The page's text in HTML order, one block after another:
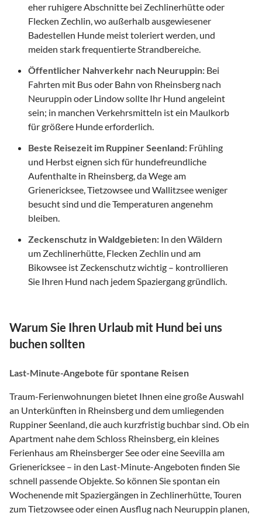
eher ruhigere Abschnitte bei Zechlinerhütte oder
Flecken Zechlin, wo außerhalb ausgewiesener
Badestellen Hunde meist toleriert werden, und
meiden stark frequentierte Strandbereiche.
Öffentlicher Nahverkehr nach Neuruppin: Bei
Fahrten mit Bus oder Bahn von Rheinsberg nach
Neuruppin oder Lindow sollte Ihr Hund angeleint
sein; in manchen Verkehrsmitteln ist ein Maulkorb
für größere Hunde erforderlich.
Beste Reisezeit im Ruppiner Seenland: Frühling
und Herbst eignen sich für hundefreundliche
Aufenthalte in Rheinsberg, da Wege am
Grienericksee, Tietzowsee und Wallitzsee weniger
besucht sind und die Temperaturen angenehm
bleiben.
Zeckenschutz in Waldgebieten: In den Wäldern
um Zechlinerhütte, Flecken Zechlin und am
Bikowsee ist Zeckenschutz wichtig – kontrollieren
Sie Ihren Hund nach jedem Spaziergang gründlich.
Warum Sie Ihren Urlaub mit Hund bei uns
buchen sollten
Last-Minute-Angebote für spontane Reisen
Traum-Ferienwohnungen bietet Ihnen eine große Auswahl
an Unterkünften in Rheinsberg und dem umliegenden
Ruppiner Seenland, die auch kurzfristig buchbar sind. Ob ein
Apartment nahe dem Schloss Rheinsberg, ein kleines
Ferienhaus am Rheinsberger See oder eine Seevilla am
Grienericksee – in den Last-Minute-Angeboten finden Sie
schnell passende Objekte. So können Sie spontan ein
Wochenende mit Spaziergängen in Zechlinerhütte, Touren
zum Tietzowsee oder einen Ausflug nach Neuruppin planen,